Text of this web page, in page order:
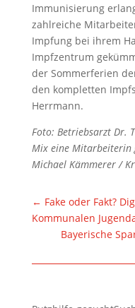
Immunisierung
zahlreiche
Impfung bei ihrem
Impfzentrum
der Sommerferien
den kompletten
Herrmann.
Foto: Betriebsarzt Dr.
Mix eine Mitarbeiterin
Michael Kämmerer /
← Fake oder Fakt?
Kommunalen
Bayerische